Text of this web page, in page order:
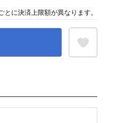
とに決済上限額が異なります。